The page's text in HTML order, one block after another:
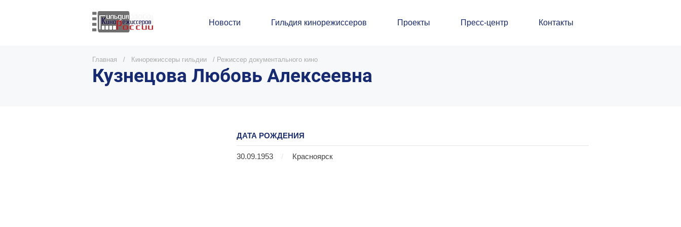
Новости Гильдия кинорежиссеров Проекты Пресс-центр Контакты
Главная / Кинорежиссеры гильдии / Режиссер документального кино
Кузнецова Любовь Алексеевна
ДАТА РОЖДЕНИЯ
30.09.1953 / Красноярск